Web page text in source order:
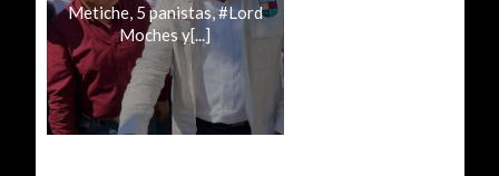
Metiche, 5 panistas, #Lord
Moches y[...]